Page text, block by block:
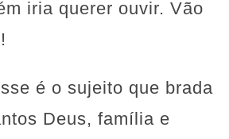
iria querer ouvir. Vão
é o sujeito que brada
Deus, família e